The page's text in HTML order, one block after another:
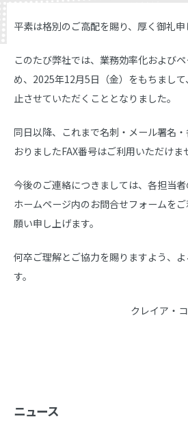
平素は格別のご高配を賜り、厚く御礼申
このたび弊社では、業務効率化および
め、2025年12月5日（金）をもちまし
止させていただくこととなりました。
同日以降、これまで名刺・メール署名
おりましたFAX番号はご利用いただけま
今後のご連絡につきましては、各担当
ホームページ内のお問合せフォームを
願い申し上げます。
何卒ご理解とご協力を賜りますよう、
す。
クレイア・
ニュース